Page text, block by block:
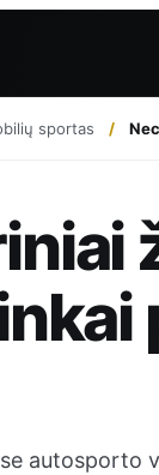
sportas
autosporto